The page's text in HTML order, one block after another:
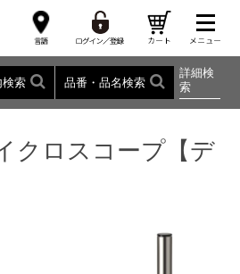
検索 品番・品名検索
詳細検
索
クロスコープ【デ